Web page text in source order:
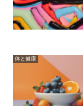
体と健康